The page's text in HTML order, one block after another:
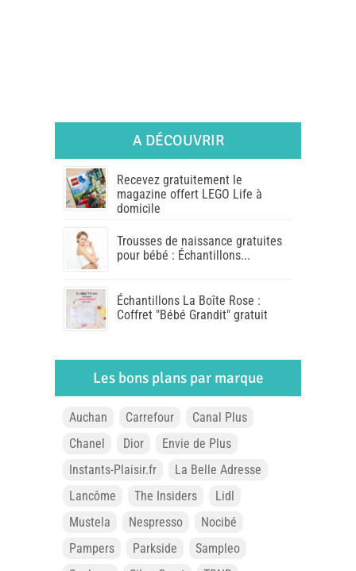
A DÉCOUVRIR
Recevez gratuitement le
magazine offert LEGO Life à
domicile
Trousses de naissance gratuites
pour bébé : Échantillons...
Échantillons La Boîte Rose :
Coffret "Bébé Grandit" gratuit
Les bons plans par marque
Auchan Carrefour
Canal Plus
Chanel
Dior
Envie de Plus
Instants-Plaisir.fr
La Belle Adresse
Lancôme
The Insiders
Lidl
Mustela
Nespresso
Nocibé
Pampers
Parkside
Sampleo